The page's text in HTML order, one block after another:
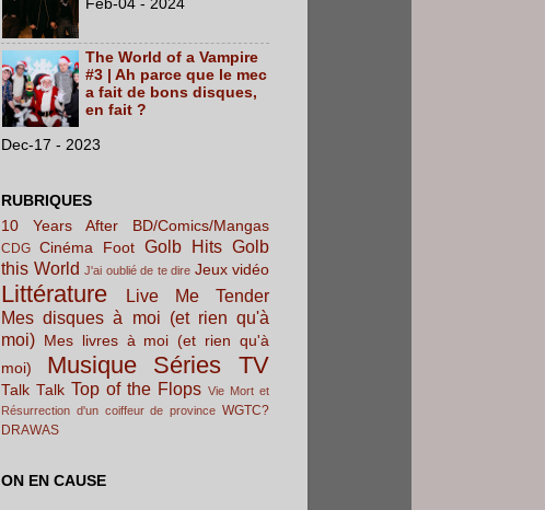
Feb-04 - 2024
The World of a Vampire
#3 | Ah parce que le mec
a fait de bons disques,
en fait ?
Dec-17 - 2023
RUBRIQUES
10 Years After
BD/Comics/Mangas
CDG Cinéma Foot Golb Hits Golb
this World J'ai oublié de te dire Jeux vidéo
Littérature
Live Me Tender
Mes disques à moi (et rien qu'à
moi) Mes livres à moi (et rien qu'à
moi)
Musique Séries TV
Talk Talk Top of the Flops Vie Mort et
Résurrection d'un coiffeur de province WGTC?
DRAWAS
ON EN CAUSE